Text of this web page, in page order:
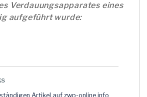
Verdauungsapparates eines
aufgeführt wurde:
Artikel auf zwp-online.info